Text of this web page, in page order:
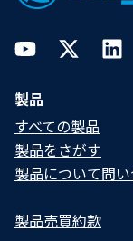
YouTubeTwitter
製品
すべての製品
製品をさがす
製品について問
製品売買約款